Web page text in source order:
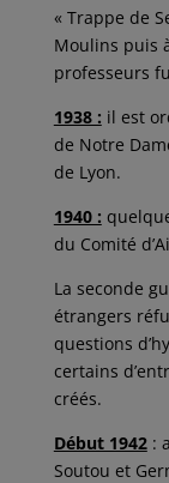
« Trappe de
Moulins puis
professeurs
1938 : il est
de Notre
de Lyon.
1940 :
du Comité
La seconde
étrangers
questions
certains
créés.
Début 1942:
Soutou et